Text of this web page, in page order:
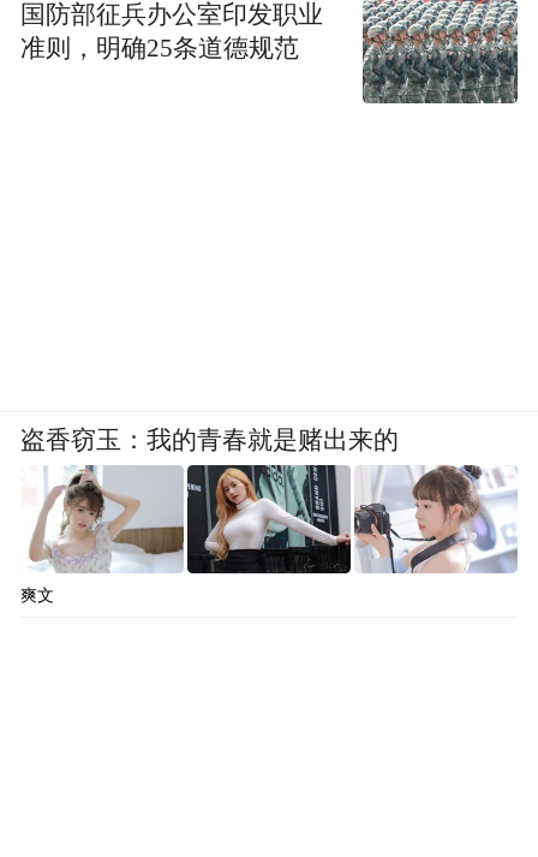
国防部征兵办公室印发职业
准则，明确25条道德规范
盗香窃玉：我的青春就是赌出来的
爽文